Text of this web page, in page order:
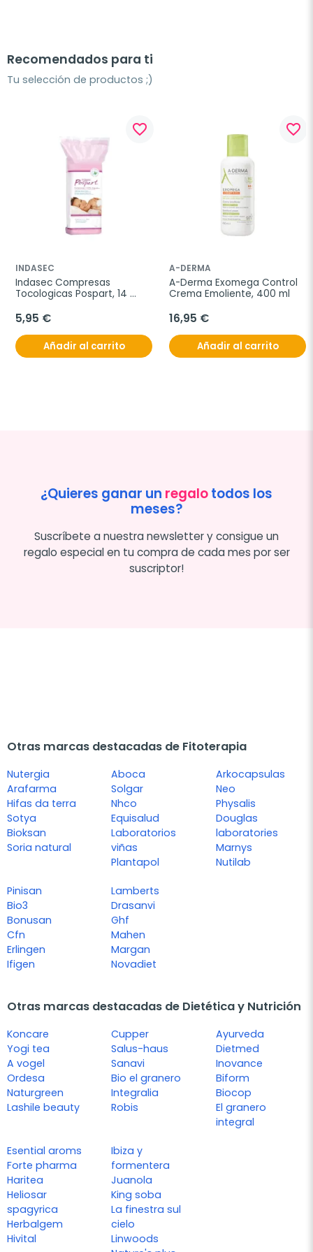
Recomendados para ti
Tu selección de productos ;)
favorite_border
INDASEC
Indasec Compresas
Tocologicas Pospart, 14
5,95 €
Añadir al carrito
favorite_border
A-DERMA
A-Derma Exomega Control
Crema Emoliente, 400 ml
16,95 €
Añadir al carrito
¿Quieres ganar un regalotodos los
meses?
Suscríbete a nuestra newsletter y consigue un
regalo especial en tu compra de cada mes por ser
suscriptor!
Otras marcas destacadas de Fitoterapia
Nutergia
Arafarma
Hifas da terra
Sotya
Bioksan
Soria natural
Aboca
Solgar
Nhco
Equisalud
Laboratorios
viñas
Plantapol
Arkocapsulas
Neo
Physalis
Douglas
laboratories
Marnys
Nutilab
Pinisan
Bio3
Bonusan
Cfn
Erlingen
Ifigen
Lamberts
Drasanvi
Ghf
Mahen
Margan
Novadiet
Otras marcas destacadas de Dietética y Nutrición
Koncare
Yogi tea
A vogel
Ordesa
Naturgreen
Lashile beauty
Cupper
Salus-haus
Sanavi
Bio el granero
Integralia
Robis
Ayurveda
Dietmed
Inovance
Biform
Biocop
El granero
integral
Esential aroms
Forte pharma
Haritea
Heliosar
spagyrica
Herbalgem
Hivital
Ibiza y
formentera
Juanola
King soba
La finestra sul
cielo
Linwoods